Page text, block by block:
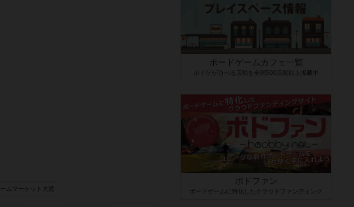
ムマーケット大賞
ボードゲームカフェ一覧
ボドゲが遊べる店舗を全国500店舗以上掲載中
ボドファン
ボードゲームに特化したクラウドファンディング